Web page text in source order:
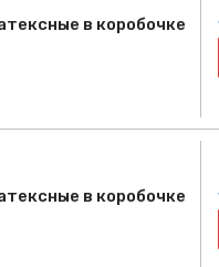
в коробочке
в коробочке